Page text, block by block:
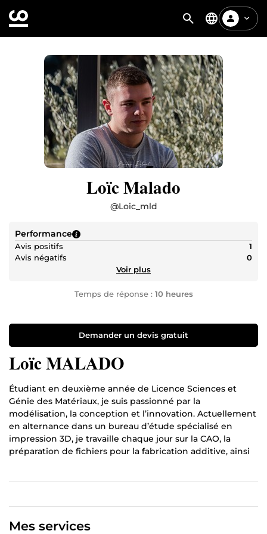
Loïc Malado
@Loic_mld
Performance
Avis positifs
1
Avis négatifs
0
Voir plus
Temps de réponse : 10 heures
Demander un devis gratuit
Loïc MALADO
Étudiant en deuxième année de Licence Sciences et
Génie des Matériaux, je suis passionné par la
modélisation, la conception et l’innovation. Actuellement
en alternance dans un bureau d’étude spécialisé en
impression 3D, je travaille chaque jour sur la CAO, la
préparation de fichiers pour la fabrication additive, ainsi
modèles simples, efficaces et fonctionnels. Mon
Mes services